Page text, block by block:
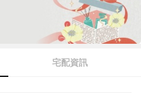
宅配資訊